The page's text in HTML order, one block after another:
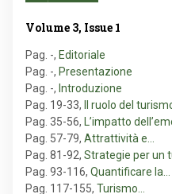
Volume 3, Issue 1
Pag. -, Editoriale
Pag. -, Presentazione
Pag. -, Introduzione
Pag. 19-33,
Il ruolo del
Pag. 35-56,
L’impatto
Pag. 57-79, Attrattività e…
Pag. 81-92, Strategie per un
Pag. 93-116, Quantificare la…
Pag. 117-155, Turismo…